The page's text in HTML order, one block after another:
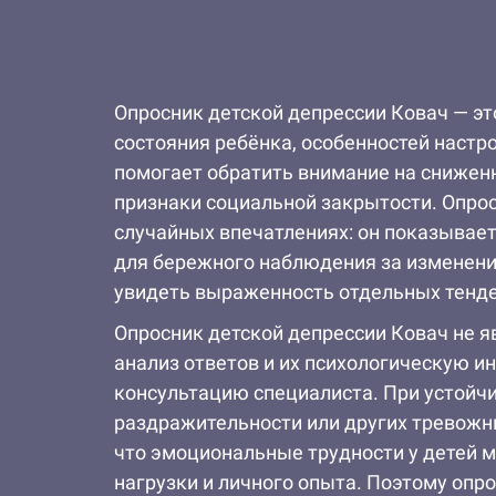
Опросник детской депрессии Ковач —
состояния ребёнка, особенностей
помогает обратить внимание на
признаки социальной закрытости.
случайных впечатлениях: он
для бережного наблюдения за
увидеть выраженность отдельных
Опросник детской депрессии Ковач не
анализ ответов и их психологическую
консультацию специалиста. При
раздражительности или других
что эмоциональные трудности у детей
нагрузки и личного опыта. Поэтому